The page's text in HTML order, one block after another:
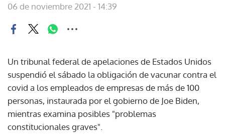
06 de noviembre 2021 - 14:39
Un tribunal federal de apelaciones de Estados Unidos
suspendió el sábado la obligación de vacunar contra el
covid a los empleados de empresas de más de 100
personas, instaurada por el gobierno de Joe Biden,
mientras examina posibles "problemas
constitucionales graves".